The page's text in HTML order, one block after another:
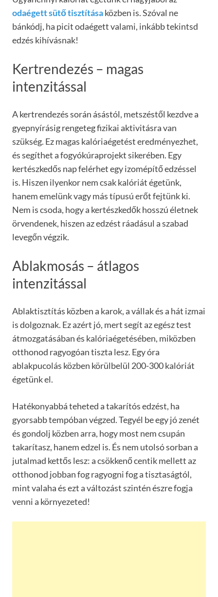
odaégett sütő tisztításaközben is. Szóval ne
bánkódj, ha picit odaégett valami, inkább tekintsd
edzés kihívásnak!
Kertrendezés – magas
intenzitással
A kertrendezés során ásástól, metszéstől kezdve a
gyepnyírásig rengeteg fizikai aktivitásra van
szükség. Ez magas kalóriaégetést eredményezhet,
és segíthet a fogyókúraprojekt sikerében. Egy
kertészkedős nap felérhet egy izomépítő edzéssel
is. Hiszen ilyenkor nem csak kalóriát égetünk,
hanem emelünk vagy más típusú erőt fejtünk ki.
Nem is csoda, hogy a kertészkedők hosszú életnek
örvendenek, hiszen az edzést ráadásul a szabad
levegőn végzik.
Ablakmosás – átlagos
intenzitással
Ablaktisztítás közben a karok, a vállak és a hát izmai
is dolgoznak. Ez azért jó, mert segít az egész test
átmozgatásában és kalóriaégetésében, miközben
otthonod ragyogóan tiszta lesz. Egy óra
ablakpucolás közben körülbelül 200-300 kalóriát
égetünk el.
Hatékonyabbá teheted a takarítós edzést, ha
gyorsabb tempóban végzed. Tegyél be egy jó zenét
és gondolj közben arra, hogy most nem csupán
takarítasz, hanem edzel is. És nem utolsó sorban a
jutalmad kettős lesz: a csökkenő centik mellett az
otthonod jobban fog ragyogni fog a tisztaságtól,
mint valaha és ezt a változást szintén észre fogja
venni a környezeted!